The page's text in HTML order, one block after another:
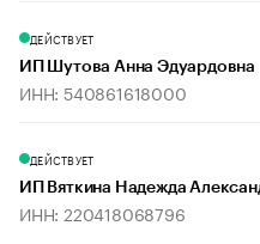
ДЕЙСТВУЕТ
ИП Шутова Анна Эдуардовна
ИНН: 540861618000
ДЕЙСТВУЕТ
ИП Вяткина Надежда
ИНН: 220418068796